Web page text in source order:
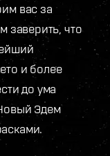
вас за
заверить, что
и более
до ума
Эдем